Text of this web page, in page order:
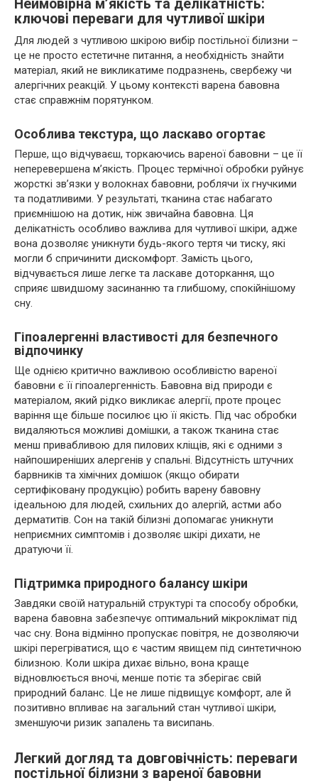
Неймовірна м’якість та делікатність:
ключові переваги для чутливої шкіри
Для людей з чутливою шкірою вибір постільної білизни –
це не просто естетичне питання, а необхідність знайти
матеріал, який не викликатиме подразнень, свербежу чи
алергічних реакцій. У цьому контексті варена бавовна
стає справжнім порятунком.
Особлива текстура, що ласкаво огортає
Перше, що відчуваєш, торкаючись вареної бавовни – це її
неперевершена м’якість. Процес термічної обробки руйнує
жорсткі зв’язки у волокнах бавовни, роблячи їх гнучкими
та податливими. У результаті, тканина стає набагато
приємнішою на дотик, ніж звичайна бавовна. Ця
делікатність особливо важлива для чутливої шкіри, адже
вона дозволяє уникнути будь-якого тертя чи тиску, які
могли б спричинити дискомфорт. Замість цього,
відчувається лише легке та ласкаве доторкання, що
сприяє швидшому засинанню та глибшому, спокійнішому
сну.
Гіпоалергенні властивості для безпечного
відпочинку
Ще однією критично важливою особливістю вареної
бавовни є її гіпоалергенність. Бавовна від природи є
матеріалом, який рідко викликає алергії, проте процес
варіння ще більше посилює цю її якість. Під час обробки
видаляються можливі домішки, а також тканина стає
менш привабливою для пилових кліщів, які є одними з
найпоширеніших алергенів у спальні. Відсутність штучних
барвників та хімічних домішок (якщо обирати
сертифіковану продукцію) робить варену бавовну
ідеальною для людей, схильних до алергій, астми або
дерматитів. Сон на такій білизні допомагає уникнути
неприємних симптомів і дозволяє шкірі дихати, не
дратуючи її.
Підтримка природного балансу шкіри
Завдяки своїй натуральній структурі та способу обробки,
варена бавовна забезпечує оптимальний мікроклімат під
час сну. Вона відмінно пропускає повітря, не дозволяючи
шкірі перегріватися, що є частим явищем під синтетичною
білизною. Коли шкіра дихає вільно, вона краще
відновлюється вночі, менше потіє та зберігає свій
природний баланс. Це не лише підвищує комфорт, але й
позитивно впливає на загальний стан чутливої шкіри,
зменшуючи ризик запалень та висипань.
Легкий догляд та довговічність: переваги
постільної білизни з вареної бавовни